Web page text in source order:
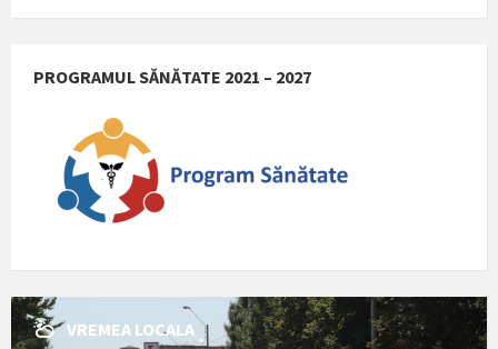
PROGRAMUL SĂNĂTATE 2021 – 2027
VREMEA LOCALA